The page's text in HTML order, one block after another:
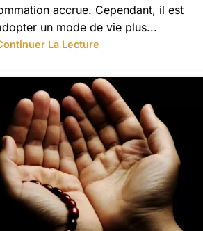
accrue. Cependant, il est
un mode de vie plus...
La Lecture